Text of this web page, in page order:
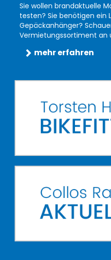
Sie wollen brandaktuelle
testen? Sie benötigen ein
Gepäckanhänger?
Vermietungssortiment an
mehr erfahren